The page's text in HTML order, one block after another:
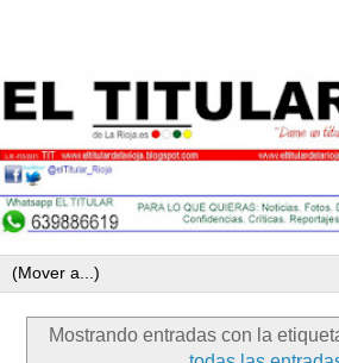
Mostrando entradas con la